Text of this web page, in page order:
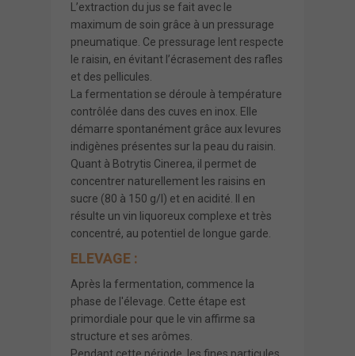
L’extraction du jus se fait avec le
maximum de soin grâce à un pressurage
pneumatique. Ce pressurage lent respecte
le raisin, en évitant l’écrasement des rafles
et des pellicules.
La fermentation se déroule à température
contrôlée dans des cuves en inox. Elle
démarre spontanément grâce aux levures
indigènes présentes sur la peau du raisin.
Quant à Botrytis Cinerea, il permet de
concentrer naturellement les raisins en
sucre (80 à 150 g/l) et en acidité. Il en
résulte un vin liquoreux complexe et très
concentré, au potentiel de longue garde.
ELEVAGE :
Après la fermentation, commence la
phase de l'élevage. Cette étape est
primordiale pour que le vin affirme sa
structure et ses arômes.
Pendant cette période, les fines particules